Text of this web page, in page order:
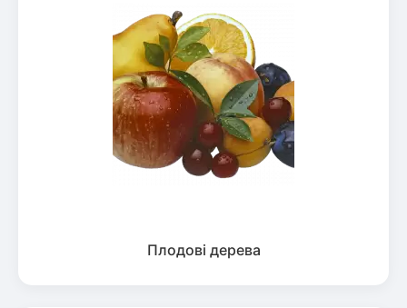
Плодові дерева